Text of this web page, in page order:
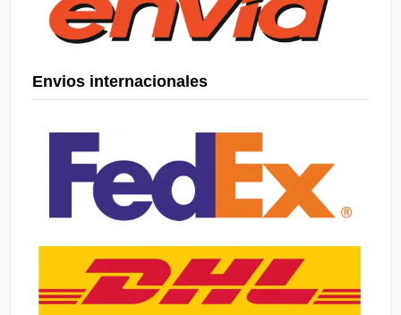
Envios internacionales